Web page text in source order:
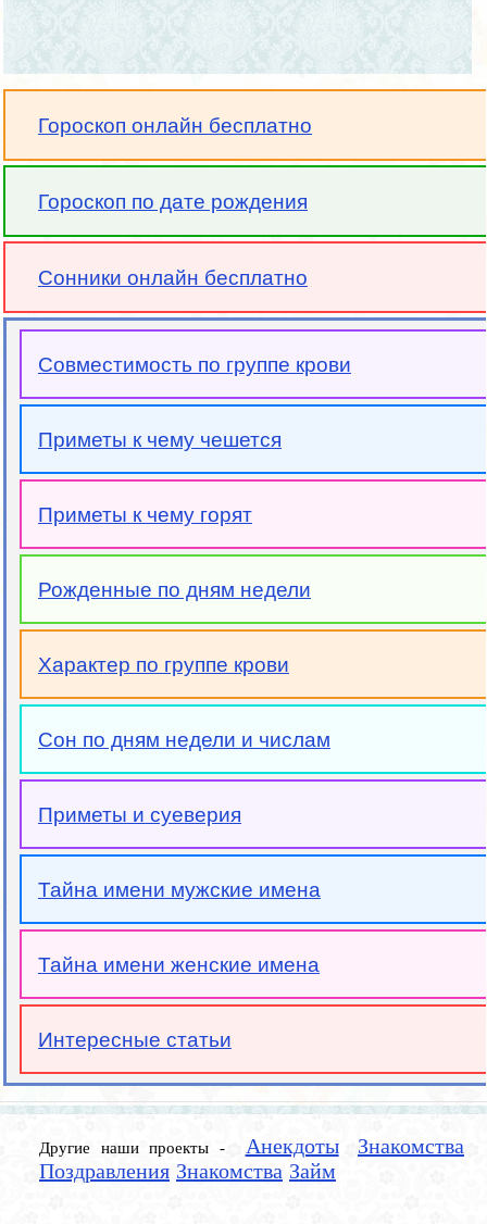
Гороскоп онлайн бесплатно
Гороскоп по дате рождения
Сонники онлайн бесплатно
Совместимость по группе крови
Приметы к чему чешется
Приметы к чему горят
Рожденные по дням недели
Характер по группе крови
Сон по дням недели и числам
Приметы и суеверия
Тайна имени мужские имена
Тайна имени женские имена
Интересные статьи
Другие наши проекты - Анекдоты
Знакомства
Поздравления Знакомства Займ